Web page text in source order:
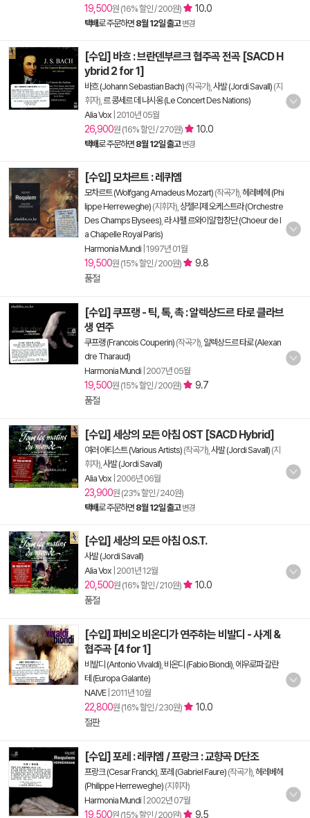
19,500원 (16% 할인 / 200원) 10.0
택배로 주문하면 8월 12일 출고 변경
[수입] 바흐 : 브란덴부르크 협주곡 전곡 [SACD H
ybrid 2 for 1]
바흐 (Johann Sebastian Bach) (작곡가), 사발 (Jordi Savall) (지
휘자), 르 콩세르 데 나시옹 (Le Concert Des Nations)
Alia Vox 2010년 05월
26,900원 (16% 할인 / 270원) 10.0
택배로 주문하면 8월 12일 출고 변경
[수입] 모차르트 : 레퀴엠
모차르트 (Wolfgang Amadeus Mozart) (작곡가), 헤레베헤 (Phi
lippe Herreweghe) (지휘자), 샹젤리제 오케스트라 (Orchestre
Des Champs Elysees) 라 샤펠 르와이얄 합창단 (Choeur de l
a Chapelle Royal Paris)
Harmonia Mundi 1997년 01월
19,500원 (15% 할인 / 200원)
9.8
품절
[수입] 쿠프랭 - 틱, 톡, 촉 : 알렉상드르 타로 클라브
생 연주
쿠프랭 (Francois Couperin) (작곡가), 알렉상드르 타로 (Alexan
dre Tharaud)
Harmonia Mundi 2007년 05월
19,500원 (15% 할인 / 200원)
9.7
품절
[수입] 세상의 모든 아침 OST [SACD Hybrid]
여러 아티스트 (Various Artists) (작곡가), 사발 (Jordi Savall) (지
휘자), 사발 (Jordi Savall)
Alia Vox 2006년 06월
23,900원 (23% 할인 / 240원)
택배로 주문하면 8월 12일 출고 변경
[수입] 세상의 모든 아침 O.S.T.
사발 (Jordi Savall)
Alia Vox 2001년 12월
20,500원 (16% 할인 / 210원)
10.0
품절
[수입] 파비오 비온디가 연주하는 비발디 - 사계 &
협주곡 [4 for 1]
비발디 (Antonio Vivaldi) 비온디 (Fabio Biondi) 에우로파 갈란
테 (Europa Galante)
NAIVE| 2011년 10월
22,800원 (16% 할인 / 230원)
10.0
절판
[수입] 포레 : 레퀴엠 / 프랑크 : 교향곡 D단조
프랑크 (Cesar Franck) 포레 (Gabriel Faure) (작곡가), 헤레베헤
(Philippe Herreweghe) (지휘자)
Harmonia Mundi 2002년 07월
19,500원 (15% 할인 / 200원) 9.5